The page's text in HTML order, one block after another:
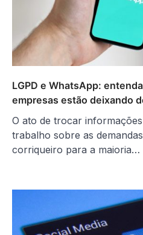
LGPD e WhatsApp:
empresas estão deixando
O ato de trocar
trabalho sobre as
corriqueiro para a maioria…